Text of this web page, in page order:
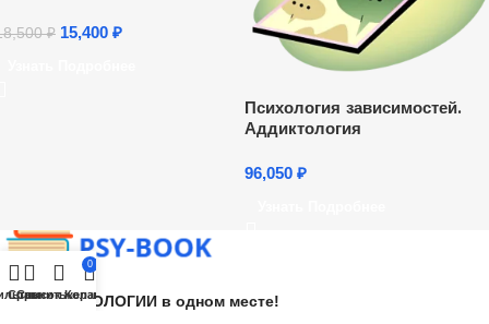
₽ 15,400 ₽
Психология зависимостей.
Аддиктология
96,050 ₽
Все О ПСИХОЛОГИИ в одном месте!
Сравнить
Список желаний
0
Корзина